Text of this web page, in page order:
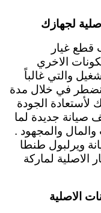
لجهازك
قطع غيار
الاخري
والتي غالباً
في خلال مدة
لأستعادة الجودة
صيانة جديدة لما
والمجهود .
ويرلبول طنطا
الاصلية لماركة
الاصلية